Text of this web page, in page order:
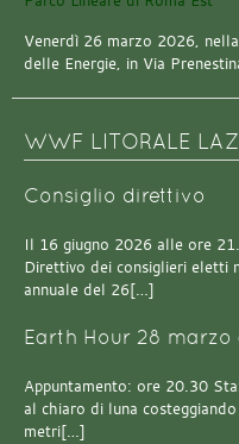
Venerdì 26 marzo 2026,
delle Energie, in Via
WWF LITORALE
Consiglio direttivo
Il 16 giugno 2026 alle ore
Direttivo dei consiglieri eletti
annuale del 26[…]
Earth Hour 28 marzo
Appuntamento: ore 20.30
al chiaro di luna
metri[…]